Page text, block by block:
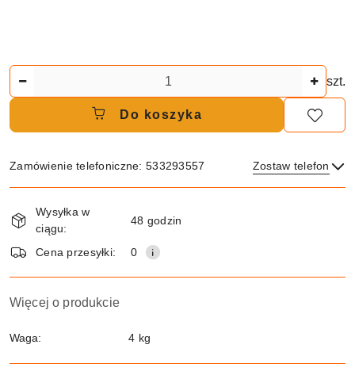
szt.
Do koszyka
Zamówienie telefoniczne: 533293557 Zostaw telefon
i
dostawa
Wysyłka w
ciągu:
48 godzin
Cena przesyłki: 0
Więcej o produkcie
Waga: 4 kg